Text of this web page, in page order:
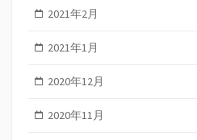
2021年2月
2021年1月
2020年12月
2020年11月